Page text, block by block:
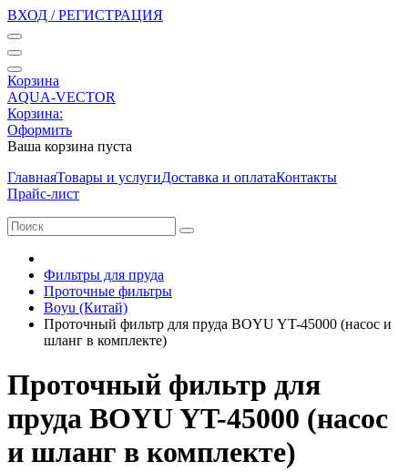
ВХОД / РЕГИСТРАЦИЯ
Корзина
AQUA-VECTOR
Корзина:
Оформить
Ваша корзина пуста
ГлавнаяТовары и услугиДоставка и оплатаКонтакты
Прайс-лист
Фильтры для пруда
Проточные фильтры
Boyu (Китай)
Проточный фильтр для пруда BOYU YT-45000 (насос и
шланг в комплекте)
Проточный фильтр для
пруда BOYU YT-45000 (насос
и шланг в комплекте)